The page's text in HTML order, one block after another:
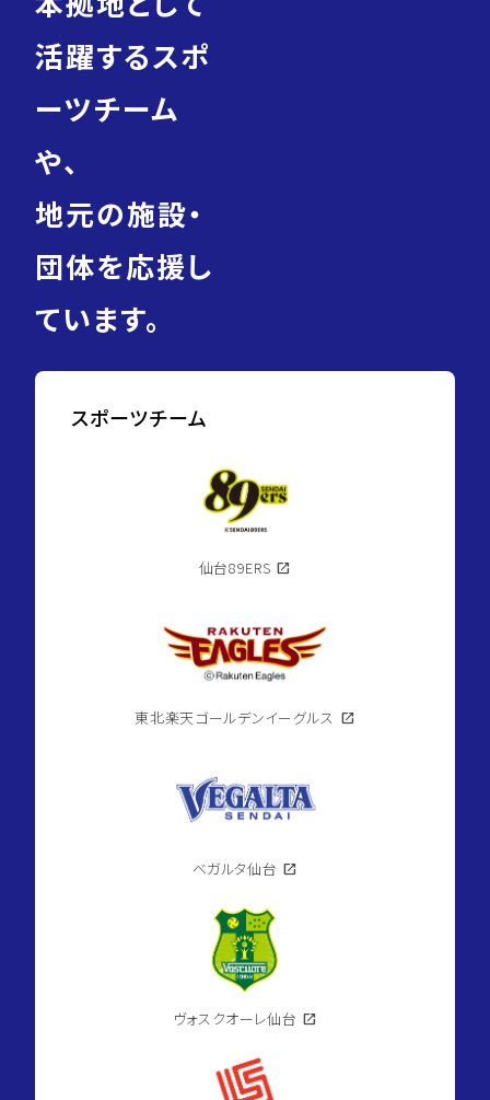
活躍するスポ
ーツチーム
や、
地元の施設・
団体を応援し
ています。
スポーツチーム
仙台89ERS open_in_new
東北楽天ゴールデンイーグルス open_in_new
ベガルタ仙台 open_in_new
ヴォスクオーレ仙台 open_in_new